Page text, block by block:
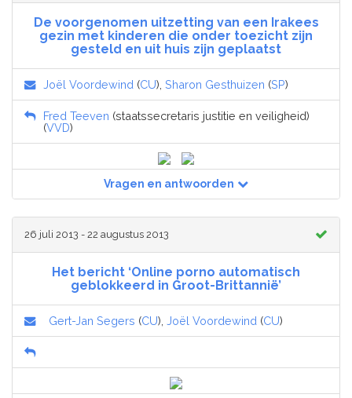
De voorgenomen uitzetting van een Irakees
gezin met kinderen die onder toezicht zijn
gesteld en uit huis zijn geplaatst
Joël Voordewind (CU), Sharon Gesthuizen (SP)
Fred Teeven (staatssecretaris justitie en veiligheid)
(VVD)
Vragen en antwoorden
26 juli 2013 - 22 augustus 2013
Het bericht ‘Online porno automatisch
geblokkeerd in Groot-Brittannië’
Gert-Jan Segers (CU), Joël Voordewind (CU)